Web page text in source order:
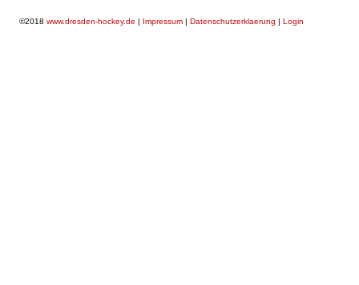
©2018 www.dresden-hockey.de | Impressum | Datenschutzerklaerung | Login